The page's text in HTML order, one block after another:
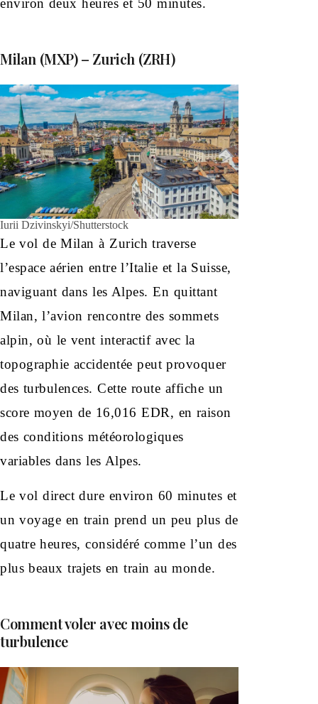
environ deux heures et 50 minutes.
Milan (MXP) – Zurich (ZRH)
Iurii Dzivinskyi/Shutterstock
Le vol de Milan à Zurich traverse
l’espace aérien entre l’Italie et la Suisse,
naviguant dans les Alpes. En quittant
Milan, l’avion rencontre des sommets
alpin, où le vent interactif avec la
topographie accidentée peut provoquer
des turbulences. Cette route affiche un
score moyen de 16,016 EDR, en raison
des conditions météorologiques
variables dans les Alpes.
Le vol direct dure environ 60 minutes et
un voyage en train prend un peu plus de
quatre heures, considéré comme l’un des
plus beaux trajets en train au monde.
Comment voler avec moins de
turbulence